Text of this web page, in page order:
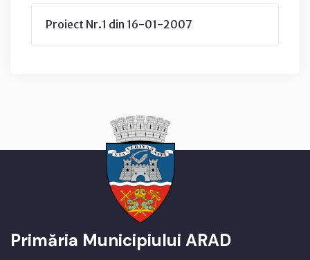
Proiect Nr.1 din 16-01-2007
Primăria Municipiului ARAD